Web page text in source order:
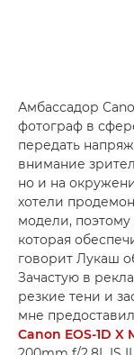
Амбассадор
фотограф в
передать
внимание
но и на
хотели
модели,
которая
говорит Лукаш
Зачастую в
резкие тени и
мне
Canon EOS-1D X